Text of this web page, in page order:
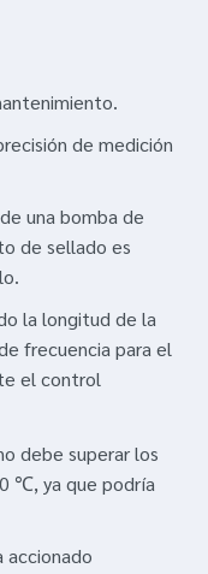
de medición
una bomba de
de sellado es
la longitud de la
frecuencia para el
el control
debe superar los
℃, ya que podría
accionado